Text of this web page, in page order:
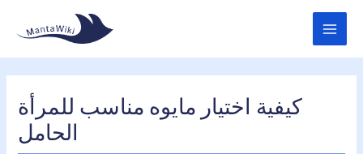
content
كيفية اختيار مايوه مناسب للمرأة
الحامل